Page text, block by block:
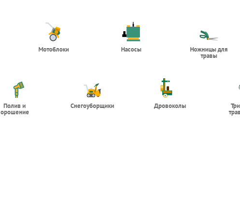
Мотоблоки Насосы Ножницы для
травы
Полив и
орошение
Снегоуборщики Дровоколы